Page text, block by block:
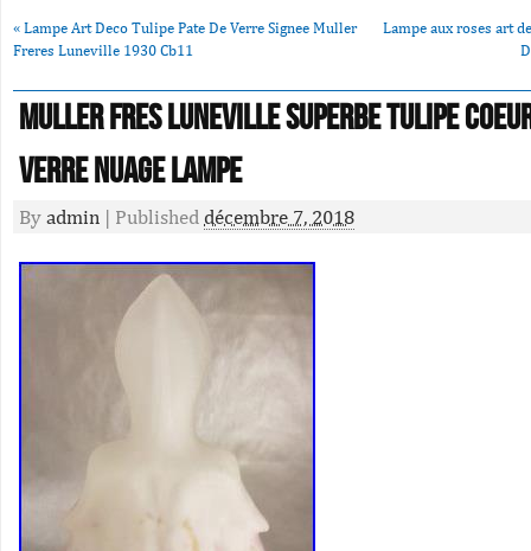
« Lampe Art Deco Tulipe Pate De Verre Signee Muller
Freres Luneville 1930 Cb11
Lampe aux roses art
Muller Fres Luneville Superbe Tulipe
Verre Nuage Lampe
By admin | Published décembre 7, 2018